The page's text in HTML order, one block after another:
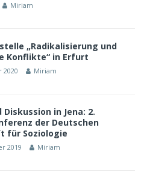
Miriam
„Radikalisierung und
Konflikte“ in Erfurt
2020 Miriam
in Jena: 2.
der Deutschen
für Soziologie
2019 Miriam